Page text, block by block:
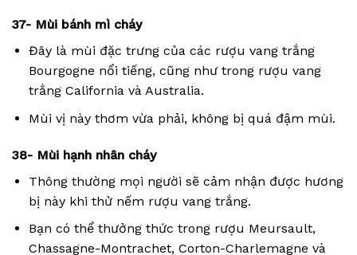
37- Mùi bánh mì cháy
Đây là mùi đặc trưng của các rượu vang trắng
Bourgogne nổi tiếng, cũng như trong rượu vang
trắng California và Australia.
Mùi vị này thơm vừa phải, không bị quá đậm mùi.
38- Mùi hạnh nhân cháy
Thông thường mọi người sẽ cảm nhận được hương
bị này khi thử nếm rượu vang trắng.
Bạn có thể thưởng thức trong rượu Meursault,
Chassagne-Montrachet, Corton-Charlemagne và